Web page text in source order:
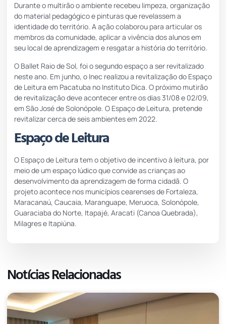
Durante o multirão o ambiente recebeu limpeza, organização
do material pedagógico e pinturas que revelassem a
identidade do território. A ação colaborou para articular os
membros da comunidade, aplicar a vivência dos alunos em
seu local de aprendizagem e resgatar a história do território.
O Ballet Raio de Sol, foi o segundo espaço a ser revitalizado
neste ano. Em junho, o Inec realizou a revitalização do Espaço
de Leitura em Pacatuba no Instituto Dica. O próximo mutirão
de revitalização deve acontecer entre os dias 31/08 e 02/09,
em São José de Solonópole. O Espaço de Leitura, pretende
revitalizar cerca de seis ambientes em 2022.
Espaço de Leitura
O Espaço de Leitura tem o objetivo de incentivo à leitura, por
meio de um espaço lúdico que convide as crianças ao
desenvolvimento da aprendizagem de forma cidadã. O
projeto acontece nos municípios cearenses de Fortaleza,
Maracanaú, Caucaia, Maranguape, Meruoca, Solonópole,
Guaraciaba do Norte, Itapajé, Aracati (Canoa Quebrada),
Milagres e Itapiúna.
Notícias Relacionadas